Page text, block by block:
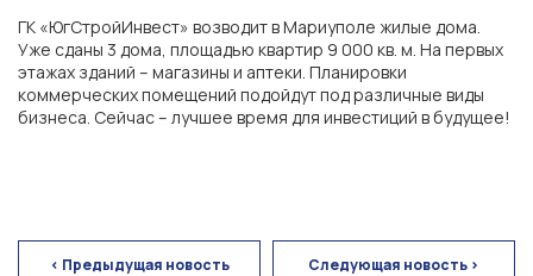
ГК «ЮгСтройИнвест» возводит в Мариуполе жилые дома.
Уже сданы 3 дома, площадью квартир 9 000 кв. м. На первых
этажах зданий – магазины и аптеки. Планировки
коммерческих помещений подойдут под различные виды
бизнеса. Сейчас – лучшее время для инвестиций в будущее!
< Предыдущая новость Следующая новость >